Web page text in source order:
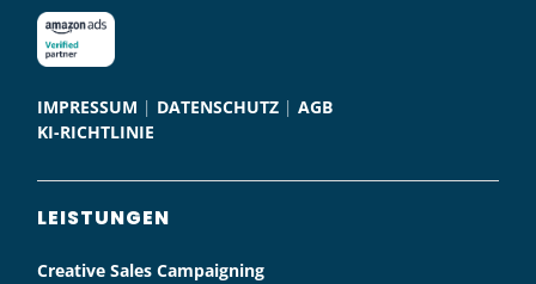
IMPRESSUM | DATENSCHUTZ |AGB
KI-RICHTLINIE
LEISTUNGEN
Creative Sales Campaigning